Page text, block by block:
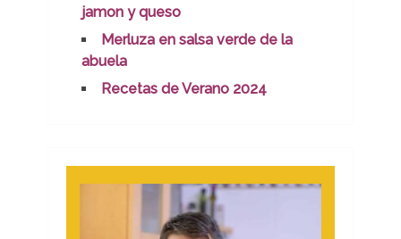
jamon y queso
Merluza en salsa verde de la
abuela
Recetas de Verano 2024